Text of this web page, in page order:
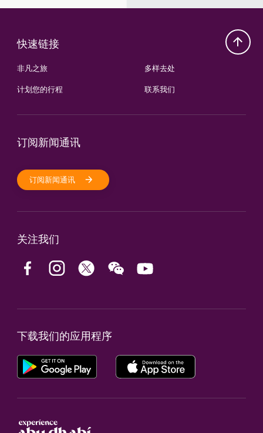
快速链接
非凡之旅
计划您的行程
多样去处
联系我们
订阅新闻通讯
订阅新闻通讯
关注我们
下载我们的应用程序